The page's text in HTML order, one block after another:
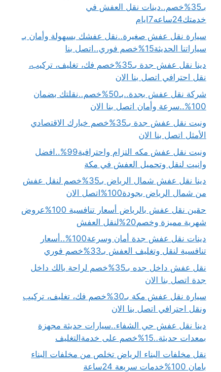
بـ35%خصم..دينات نقل العفش في
خدمتك24ساعه7ايام
سيارة نقل عفش صغيرة..نقل عفشك بسهولة وأمان بـ
سياراتنا الحديثة15%خصم فوري..اتصل بنا
دينا نقل عفش جدة بـ35%خصم فك، تغليف، تركيب،
نقل احترافي اتصل بنا الان
شركة نقل عفش بجدة..بـ50%خصم..نقلتك بضمان
100%..سرعة وأمان اتصل بنا الان
ونيت نقل عفش جدة بـ35%خصم خيارك الاقتصادي
الأمثل اتصل بنا الان
ونيت نقل عفش مكه التزام واحترافية99%..افضل
وانيت لنقل وتحميل العفش في مكة
دينا نقل عفش شمال الرياض بـ35%خصم لنقل عفش
من شمال الرياض بجودة100%اتصل الان
حقين نقل عفش بالرياض أسعار تنافسية 100%عروض
شهرية مميزة وخصم20%لنقل العفش
دينات نقل عفش جدة أمان وسرعة100%..أسعار
تنافسية لنقل وتغليف العفش بـ33%خصم فوري
نقل عفش داخل جده بـ35%خصم لراحة بالك داخل
جدة اتصل بنا الان
سيارة نقل عفش مكة بـ30%خصم فك، تغليف، تركيب
ونقل احترافي اتصل بنا الان
دينا نقل عفش حي الشفاء..سيارات حديثة مجهزة
بمعدات حديثة..15%خصم على خدمةالتغليف
نقل مخلفات البناء الرياض تخلص من مخلفات البناء
بامان 100%خدمات سريعة 24ساعة